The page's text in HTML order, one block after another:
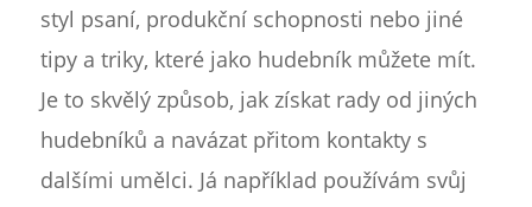
styl psaní, produkční schopnosti nebo jiné
tipy a triky, které jako hudebník můžete mít.
Je to skvělý způsob, jak získat rady od jiných
hudebníků a navázat přitom kontakty s
dalšími umělci. Já například používám svůj